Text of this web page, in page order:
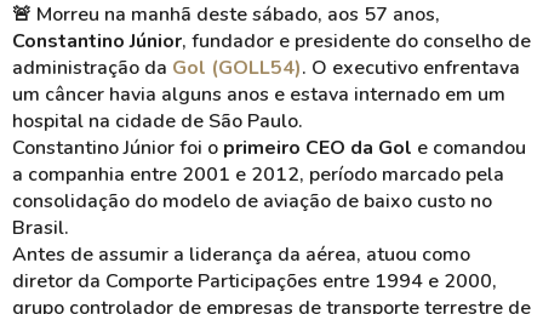
🚨 Morreu na manhã deste sábado, aos 57 anos,
Constantino Júnior, fundador e presidente do conselho de
administração da Gol (GOLL54). O executivo enfrentava
um câncer havia alguns anos e estava internado em um
hospital na cidade de São Paulo.
Constantino Júnior foi o primeiro CEO da Gol e comandou
a companhia entre 2001 e 2012, período marcado pela
consolidação do modelo de aviação de baixo custo no
Brasil.
Antes de assumir a liderança da aérea, atuou como
diretor da Comporte Participações entre 1994 e 2000,
grupo controlador de empresas de transporte terrestre de